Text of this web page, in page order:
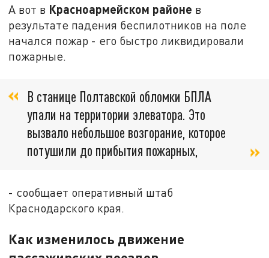
А вот в Красноармейском районе в
результате падения беспилотников на поле
начался пожар - его быстро ликвидировали
пожарные.
В станице Полтавской обломки БПЛА
упали на территории элеватора. Это
вызвало небольшое возгорание, которое
потушили до прибытия пожарных,
- сообщает оперативный штаб
Краснодарского края.
Как изменилось движение